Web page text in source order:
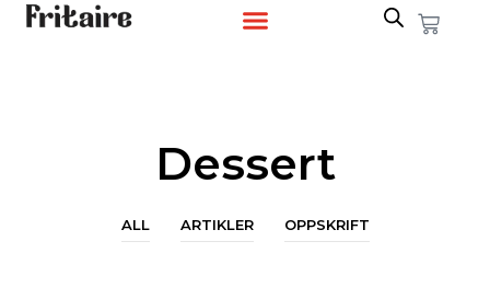
Dessert
ALL ARTIKLER OPPSKRIFT